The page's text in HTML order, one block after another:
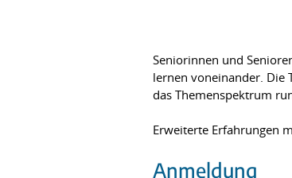
Seniorinnen und
lernen voneinander. Die
das Themenspektrum
Erweiterte Erfahrungen
Anmeldung